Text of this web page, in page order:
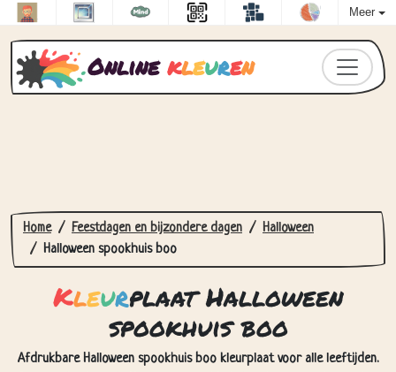
Meer
Online kleuren
Home Feestdagen en bijzondere dagen
Halloween
Halloween spookhuis boo
Kleurplaat Halloween
spookhuis boo
Afdrukbare Halloween spookhuis boo kleurplaat voor alle leeftijden.